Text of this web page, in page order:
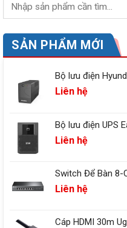
SẢN PHẨM MỚI
Bộ lưu điện
Liên hệ
Bộ lưu điện UPS
Liên hệ
Switch Để Bàn 8-
Liên hệ
Cáp HDMI 30m